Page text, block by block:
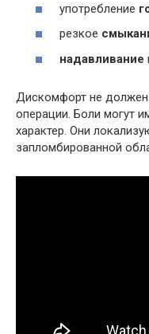
употребление
резкое
надавливание
Дискомфорт не должен
операции. Боли могут
характер. Они
запломбированной